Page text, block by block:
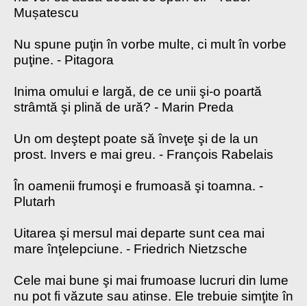
Mușatescu
Nu spune puţin în vorbe multe, ci mult în vorbe
puţine. - Pitagora
Inima omului e largă, de ce unii şi-o poartă
strâmtă şi plină de ură? - Marin Preda
Un om deştept poate să înveţe şi de la un
prost. Invers e mai greu. - François Rabelais
În oamenii frumoşi e frumoasă şi toamna. -
Plutarh
Uitarea şi mersul mai departe sunt cea mai
mare înţelepciune. - Friedrich Nietzsche
Cele mai bune şi mai frumoase lucruri din lume
nu pot fi văzute sau atinse. Ele trebuie simţite în